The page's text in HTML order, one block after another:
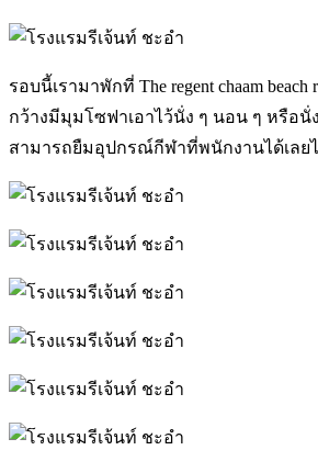
รอบนี้เรามาพักที่ The regent chaam
กว้างมีมุมโซฟาเอาไว้นั่ง ๆ นอน ๆ หรือ
สามารถยืมอุปกรณ์กีฬาที่พนักงานได้เลย